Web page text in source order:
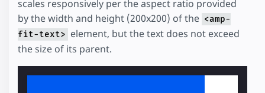
scales responsively per the aspect ratio provided
by the width and height (200x200) of the <amp-
fit-text> element, but the text does not exceed
the size of its parent.